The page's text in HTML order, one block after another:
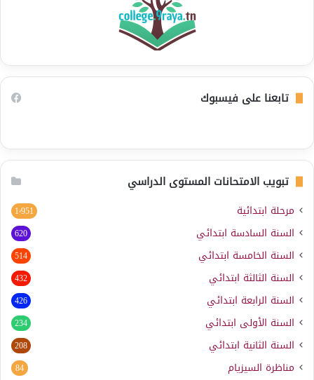
تابعنا على فيسبوك
تبويب الامتحانات المستوى الدراسي
مرحلة ابتدائية 1٬951
السنة السادسة ابتدائي 620
السنة الخامسة ابتدائي 514
السنة الثالثة ابتدائي 432
السنة الرابعة ابتدائي 426
السنة الأولى ابتدائي 234
السنة الثانية ابتدائي 208
مناظرة السيزيام 84